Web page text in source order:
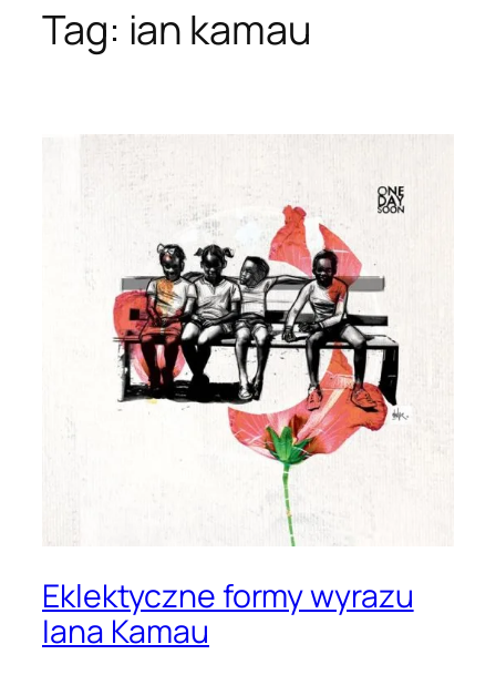
Tag: ian kamau
Eklektyczne formy wyrazu
Iana Kamau